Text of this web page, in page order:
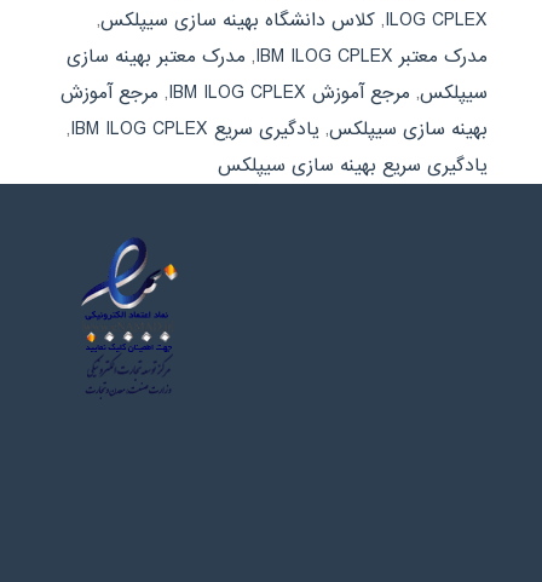
ILOG CPLEX
, کلاس دانشگاه بهینه سازی سیپلکس,
مدرک معتبر IBM ILOG CPLEX
, مدرک معتبر بهینه سازی
سیپلکس, مرجع آموزش IBM ILOG CPLEX , مرجع آموزش
بهینه سازی سیپلکس, یادگیری سریع IBM ILOG CPLEX
,
یادگیری سریع بهینه سازی سیپلکس